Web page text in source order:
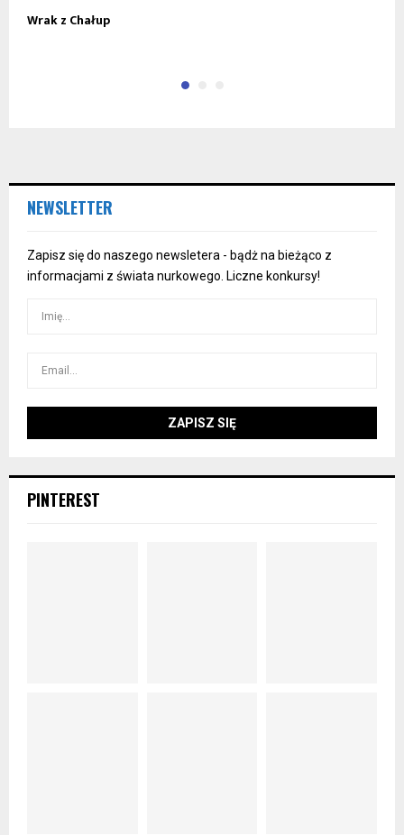
Wrak z Chałup
NEWSLETTER
Zapisz się do naszego newsletera - bądż na bieżąco z
informacjami z świata nurkowego. Liczne konkursy!
PINTEREST